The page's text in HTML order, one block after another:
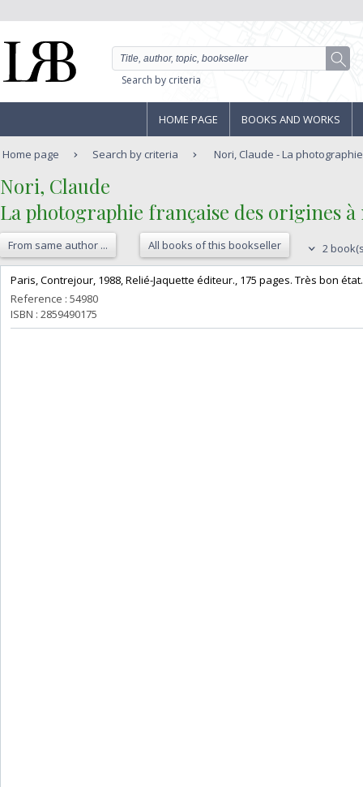
Search by criteria
HOME PAGE BOOKS AND WORKS
Home page Search by criteria Nori, Claude - La
‎Nori, Claude‎
‎La photographie française des origines à
From same author ... All books of this bookseller 2
‎Paris, Contrejour, 1988, Relié-Jaquette éditeur., 175 pages. Très bon
Reference : 54980
ISBN : 2859490175